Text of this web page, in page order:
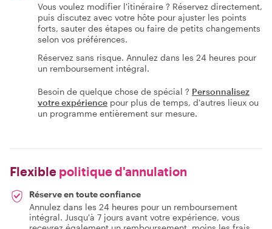
Vous voulez modifier l'itinéraire ? Réservez directement,
puis discutez avec votre hôte pour ajuster les points
forts, sauter des étapes ou faire de petits changements
selon vos préférences.
Réservez sans risque. Annulez dans les 24 heures pour
un remboursement intégral.
Besoin de quelque chose de spécial ? Personnalisez
votre expérience pour plus de temps, d'autres lieux ou
un programme entièrement sur mesure.
Flexible politique d'annulation
Réserve en toute confiance
Annulez dans les 24 heures pour un remboursement
intégral. Jusqu'à 7 jours avant votre expérience, vous